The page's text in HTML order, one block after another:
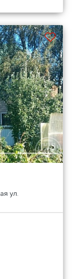
ул.